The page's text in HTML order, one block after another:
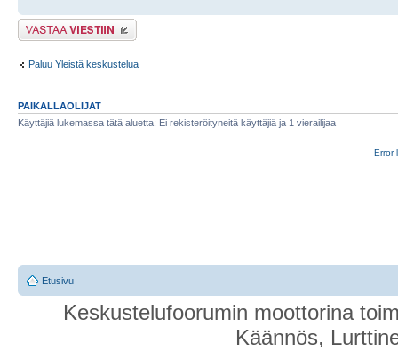
Lähetä vastaus
Paluu Yleistä keskustelua
PAIKALLAOLIJAT
Käyttäjiä lukemassa tätä aluetta: Ei rekisteröityneitä käyttäjiä ja 1 vierailijaa
Error
Etusivu
Keskustelufoorumin moottorina
Käännös,